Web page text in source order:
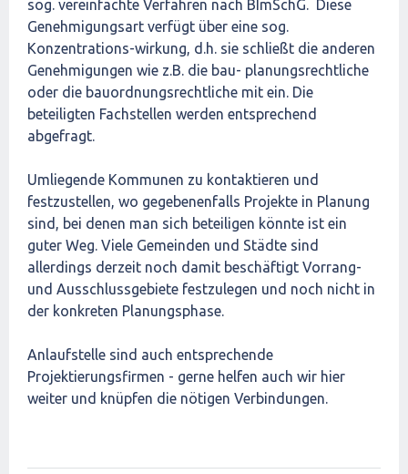
sog. vereinfachte Verfahren nach BImSchG. Diese
Genehmigungsart verfügt über eine sog.
Konzentrations-wirkung, d.h. sie schließt die anderen
Genehmigungen wie z.B. die bau- planungsrechtliche
oder die bauordnungsrechtliche mit ein. Die
beteiligten Fachstellen werden entsprechend
abgefragt.
Umliegende Kommunen zu kontaktieren und
festzustellen, wo gegebenenfalls Projekte in Planung
sind, bei denen man sich beteiligen könnte ist ein
guter Weg. Viele Gemeinden und Städte sind
allerdings derzeit noch damit beschäftigt Vorrang-
und Ausschlussgebiete festzulegen und noch nicht in
der konkreten Planungsphase.
Anlaufstelle sind auch entsprechende
Projektierungsfirmen - gerne helfen auch wir hier
weiter und knüpfen die nötigen Verbindungen.